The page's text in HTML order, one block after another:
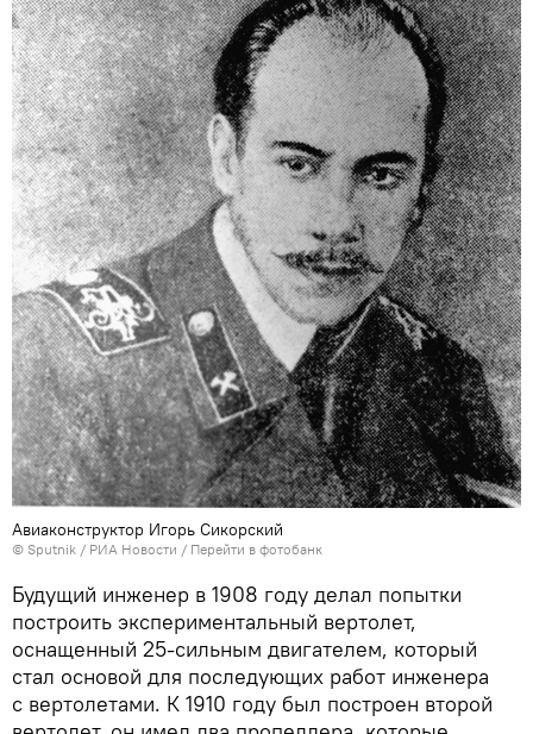
Авиаконструктор Игорь Сикорский
© Sputnik / РИА Новости / Перейти в фотобанк
Будущий инженер в 1908 году делал попытки
построить экспериментальный вертолет,
оснащенный 25-сильным двигателем, который
стал основой для последующих работ инженера
с вертолетами. К 1910 году был построен второй